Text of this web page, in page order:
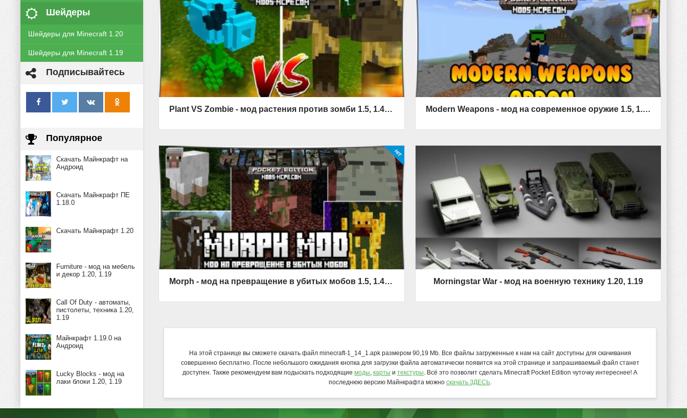
Шейдеры
Шейдеры для Minecraft 1.20
Шейдеры для Minecraft 1.19
Подписывайтесь
Популярное
Скачать Майнкрафт на
Андроид
Скачать Майнкрафт ПЕ
1.18.0
Скачать Майнкрафт 1.20
Furniture - мод на мебель
и декор 1.20, 1.19
Call Of Duty - автоматы,
пистолеты, техника 1.20,
1.19
Майнкрафт 1.19.0 на
Андроид
Lucky Blocks - мод на
лаки блоки 1.20, 1.19
Plant VS Zombie - мод растения против зомби 1.5, 1.4, 1.2, 1.1.5 Modern Weapons - мод на современное оружие 1.5, 1.4, 1.2, 1.1.5
Morph - мод на превращение в убитых мобов 1.5, 1.4, 1.2, 1.1.5, 1.1 Morningstar War - мод на военную технику 1.20, 1.19
На этой странице вы сможете скачать файл minecraft-1_14_1.apk размером 90,19 Mb. Все файлы загруженные к нам на сайт доступны для скачивания
совершенно бесплатно. После небольшого ожидания кнопка для загрузки файла автоматически появится на этой странице и запрашиваемый файл станет
доступен. Также рекомендуем вам подыскать подходящие моды, карты и текстуры. Всё это позволит сделать Minecraft Pocket Edition чуточку интереснее! А
последнюю версию Майнкрафта можно скачать ЗДЕСЬ.